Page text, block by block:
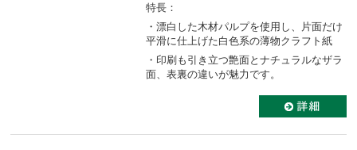
特長：
・漂白した木材パルプを使用し、片面だけ
平滑に仕上げた白色系の薄物クラフト紙
・印刷も引き立つ艶面とナチュラルなザラ
面、表裏の違いが魅力です。